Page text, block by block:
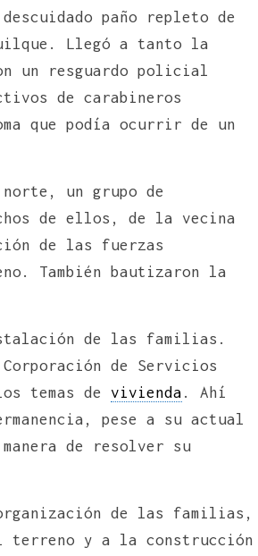
paño repleto de
Llegó a tanto la
un resguardo policial
de carabineros
que podía ocurrir de un
un grupo de
de ellos, de la vecina
de las fuerzas
También bautizaron la
de las familias.
de Servicios
temas de vivienda . Ahí
pese a su actual
de resolver su
de las familias,
terreno y a la construcción